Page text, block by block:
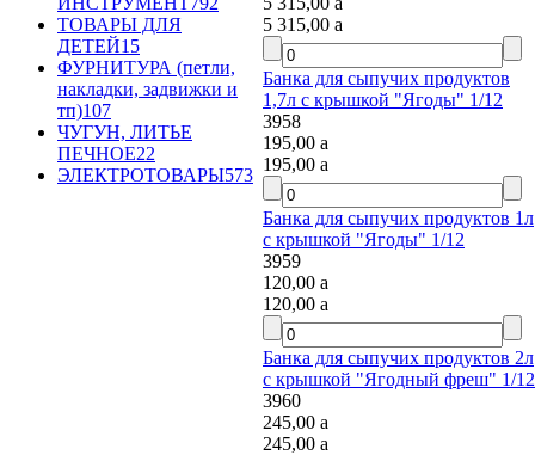
ТОВАРЫ ДЛЯ
ДЕТЕЙ15
ФУРНИТУРА (петли,
накладки, задвижки и
тп)107
ЧУГУН, ЛИТЬЕ
ПЕЧНОЕ22
ЭЛЕКТРОТОВАРЫ573
5 315,00a
Банка для сыпучих продуктов
1,7л с крышкой "Ягоды" 1/12
3958
195,00a
195,00a
Банка для сыпучих продуктов 1л
с крышкой "Ягоды" 1/12
3959
120,00a
120,00a
Банка для сыпучих продуктов 2л
с крышкой "Ягодный фреш" 1/12
3960
245,00a
245,00a